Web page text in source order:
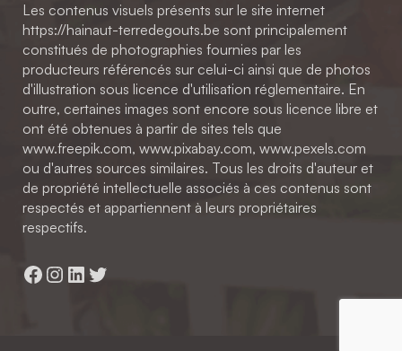
Les contenus visuels présents sur le site internet
https://hainaut-terredegouts.be sont principalement
constitués de photographies fournies par les
producteurs référencés sur celui-ci ainsi que de photos
d'illustration sous licence d'utilisation réglementaire. En
outre, certaines images sont encore sous licence libre et
ont été obtenues à partir de sites tels que
www.freepik.com, www.pixabay.com, www.pexels.com
ou d'autres sources similaires. Tous les droits d'auteur et
de propriété intellectuelle associés à ces contenus sont
respectés et appartiennent à leurs propriétaires
respectifs.
Facebook
Instagram
LinkedIn
Twitter